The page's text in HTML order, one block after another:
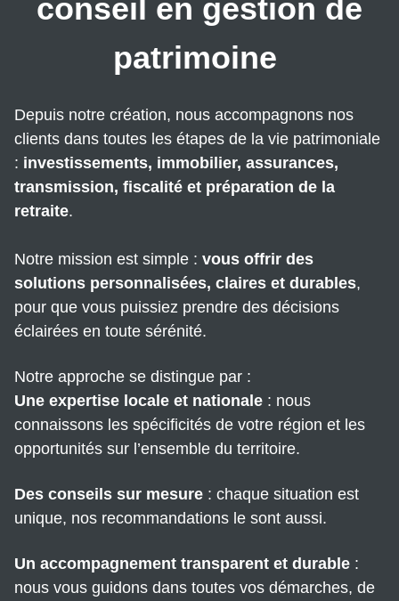
ESTIMATION
RESIDENCE
EMPRUNTEUR
LES
STRUCTURES
conseil en gestion de
patrimoine
Depuis notre création, nous accompagnons nos
clients dans toutes les étapes de la vie patrimoniale
: investissements, immobilier, assurances,
transmission, fiscalité et préparation de la
retraite.
Notre mission est simple : vous offrir des
solutions personnalisées, claires et durables,
pour que vous puissiez prendre des décisions
éclairées en toute sérénité.
Notre approche se distingue par :
Une expertise locale et nationale : nous
connaissons les spécificités de votre région et les
opportunités sur l’ensemble du territoire.
Des conseils sur mesure : chaque situation est
unique, nos recommandations le sont aussi.
Un accompagnement transparent et durable :
nous vous guidons dans toutes vos démarches, de